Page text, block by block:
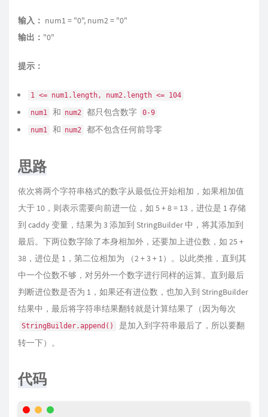
输入： num1 = "0", num2 = "0"
输出： "0"
提示：
1 <= num1.length, num2.length <= 104
num1 和 num2 都只包含数字 0-9
num1 和 num2 都不包含任何前导零
思路
依次将两个字符串格式的数字从最低位开始相加，如果相加值
大于 10，则表示需要向前进一位，如 5 + 8 = 13，进位是 1 存储
到 caddy 变量，结果为 3 添加到 StringBuilder 中，将其添加到
最后。下两位数字除了本身相加外，还要加上进位数，如 25 +
38，进位是 1，第二位相加为 （2 + 3 + 1）。以此类推，直到其
中一个位数不够，对另外一个数字进行同样的运算。直到最后
判断进位数是否为 1，如果还有进位数，也加入到 StringBuilder
结果中，最后将字符串结果翻转就是计算结果了（因为每次
StringBuilder.append()
是加入到字符串最后了，所以要翻
转一下）。
代码